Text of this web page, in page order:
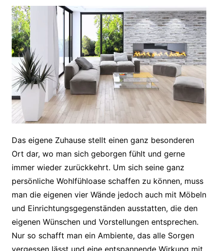
Das eigene Zuhause stellt einen ganz besonderen
Ort dar, wo man sich geborgen fühlt und gerne
immer wieder zurückkehrt. Um sich seine ganz
persönliche Wohlfühloase schaffen zu können, muss
man die eigenen vier Wände jedoch auch mit Möbeln
und Einrichtungsgegenständen ausstatten, die den
eigenen Wünschen und Vorstellungen entsprechen.
Nur so schafft man ein Ambiente, das alle Sorgen
vergessen lässt und eine entspannende Wirkung mit